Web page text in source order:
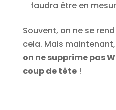
faudra être en
Souvent, on ne se
cela. Mais
on ne supprime pas
coup de tête!